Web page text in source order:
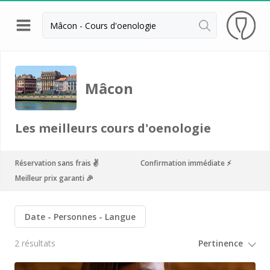
Retour
Visite cave & dégustation vin Beaune
Visite cave & dégustation vin Chablis
Visite cave & dégustation vin Meursault
Armand Heitz
Champy
Château de Chamilly
Château de Chamirey
Mâcon
Les meilleurs cours d'oenologie
Réservation sans frais ✌️
Confirmation immédiate ⚡️
Meilleur prix garanti 🎉
Date Personnes Langue
2 résultats